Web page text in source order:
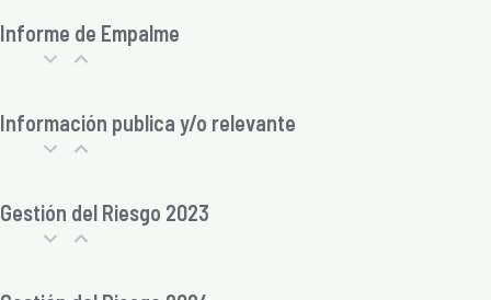
Informe de Empalme
Información publica y/o relevante
Gestión del Riesgo 2023